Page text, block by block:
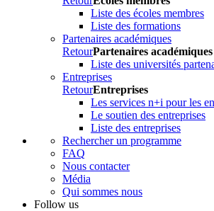
Liste des écoles membres
Liste des formations
Partenaires académiques
RetourPartenaires académiques
Liste des universités
Entreprises
RetourEntreprises
Les services n+i pour les
Le soutien des entreprises
Liste des entreprises
Rechercher un programme
FAQ
Nous contacter
Média
Qui sommes nous
Follow us